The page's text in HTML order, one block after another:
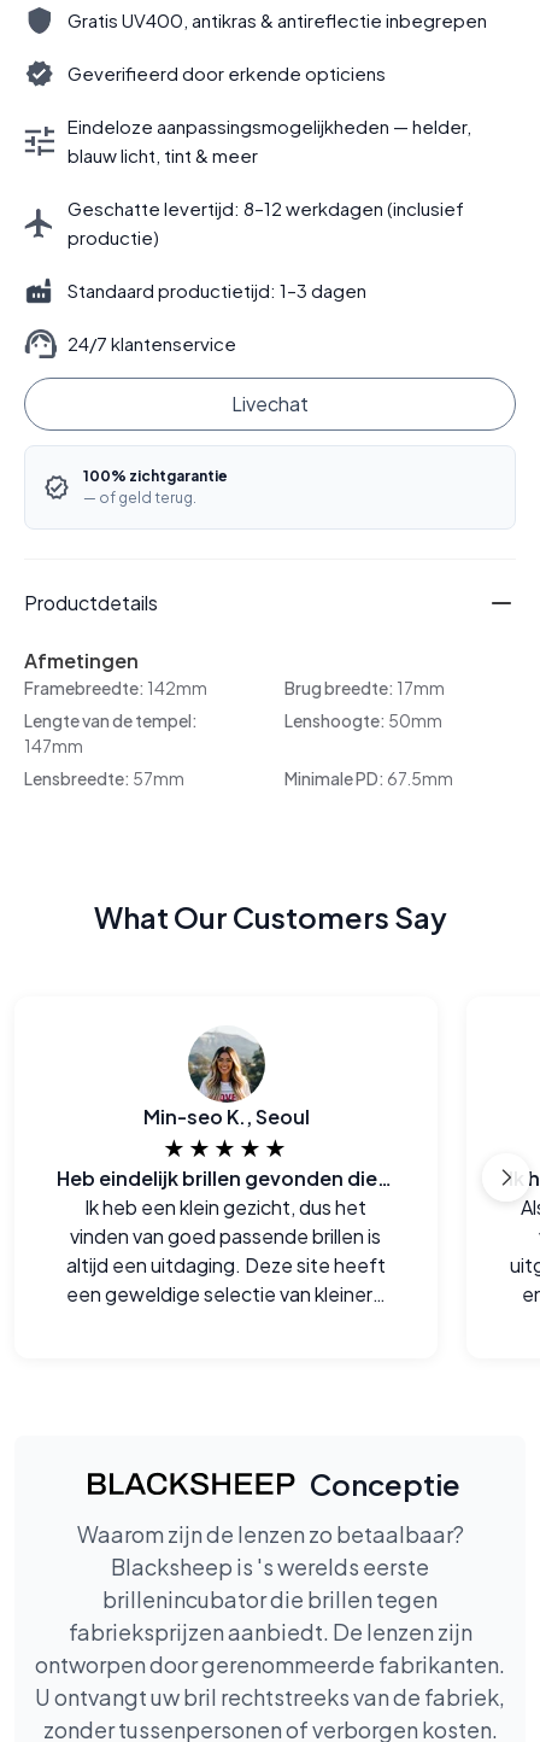
Gratis UV400, antikras & antireflectie inbegrepen
Geverifieerd door erkende opticiens
Eindeloze aanpassingsmogelijkheden — helder,
blauw licht, tint & meer
Geschatte levertijd: 8–12 werkdagen (inclusief
productie)
Standaard productietijd: 1–3 dagen
24/7 klantenservice
Livechat
100% zichtgarantie
— of geld terug.
Productdetails
Afmetingen
Framebreedte: 142mm Brug breedte: 17mm
Lengte van de tempel:
147mm
Lenshoogte: 50mm
Lensbreedte: 57mm Minimale PD: 67.5mm
What Our Customers Say
Min-seo K., Seoul
★★★★★
Heb eindelijk brillen gevonden die zowel bij me passen als ook goed zijn voor de portemonee
Ik heb een klein gezicht, dus het
vinden van goed passende brillen is
altijd een uitdaging. Deze site heeft
een geweldige selectie van kleinere
Conceptie
Waarom zijn de lenzen zo betaalbaar?
Blacksheep is 's werelds eerste
brillenincubator die brillen tegen
fabrieksprijzen aanbiedt. De lenzen zijn
ontworpen door gerenommeerde fabrikanten.
U ontvangt uw bril rechtstreeks van de fabriek,
zonder tussenpersonen of verborgen kosten.